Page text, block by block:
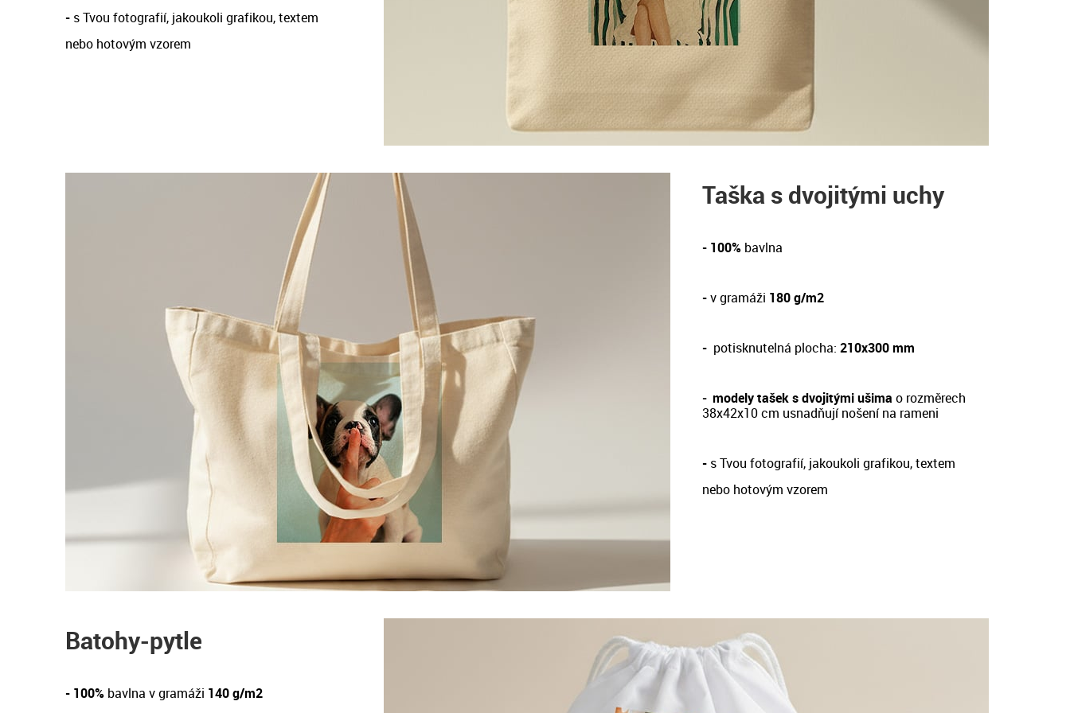
- s Tvou fotografií, jakoukoli grafikou, textem
nebo hotovým vzorem
Taška s dvojitými uchy
- 100% bavlna
-v gramáži 180 g/m2
- potisknutelná plocha: 210x300 mm
- modely tašek s dvojitými ušima o rozměrech
38x42x10 cm usnadňují nošení na rameni
-s Tvou fotografií, jakoukoli grafikou, textem
nebo hotovým vzorem
Batohy-pytle
- 100% bavlna v gramáži 140 g/m2